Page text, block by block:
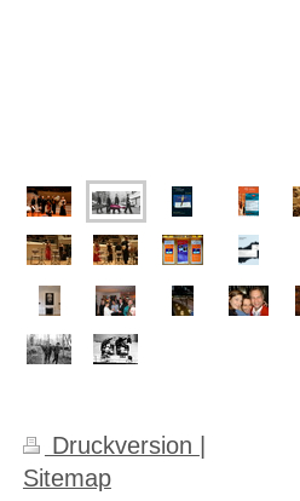
Druckversion
Sitemap